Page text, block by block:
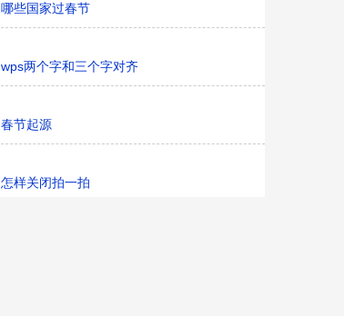
哪些国家过春节
wps两个字和三个字对齐
春节起源
怎样关闭拍一拍